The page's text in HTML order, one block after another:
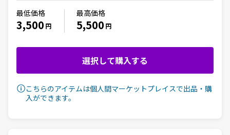
最低価格
3,500 円
最高価格
5,500 円
選択して購入する
こちらのアイテムは個人間マーケットプレイスで出品・購
入ができます。